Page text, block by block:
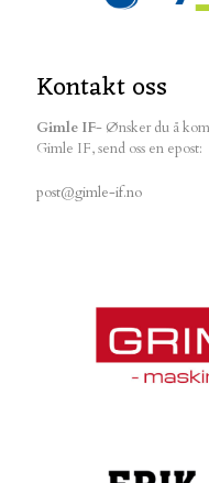
Kontakt oss
Gimle IF- Ønsker du å
Gimle IF, send oss en epost:
post@gimle-if.no